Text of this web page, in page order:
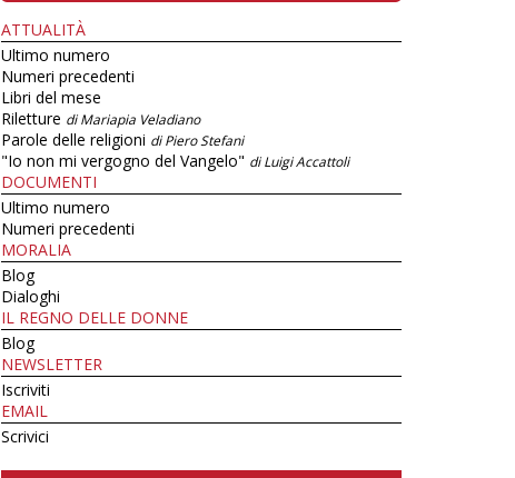
ATTUALITÀ
Ultimo numero
Numeri precedenti
Libri del mese
Riletture di Mariapia Veladiano
Parole delle religioni di Piero Stefani
"Io non mi vergogno del Vangelo" di Luigi Accattoli
DOCUMENTI
Ultimo numero
Numeri precedenti
MORALIA
Blog
Dialoghi
IL REGNO DELLE DONNE
Blog
NEWSLETTER
Iscriviti
EMAIL
Scrivici